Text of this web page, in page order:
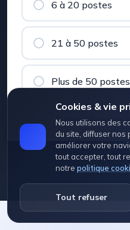
Cookies & vie
Nous utilisons des
du site, diffuser nos
améliorer votre
tout accepter, tout
notre politique
Tout refuser
6 à 20 postes
21 à 50 postes
Plus de 50 postes
Aucune donnée